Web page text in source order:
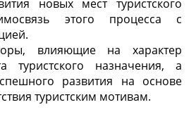
новых мест туристского
этого процесса с
влияющие на характер
туристского назначения, а
развития на основе
туристским мотивам.